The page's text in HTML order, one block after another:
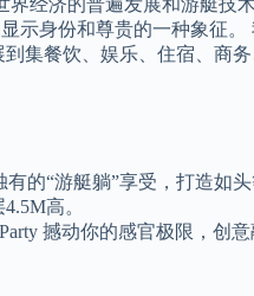
经济的普遍发展和游艇
身份和尊贵的一种象征
集餐饮、娱乐、住宿、商
的“游艇躺”享受，打造如
高。
撼动你的感官极限，创